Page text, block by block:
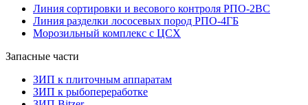
Линия сортировки и весового контроля РПО-2ВС
Линия разделки лососевых пород РПО-4ГБ
Морозильный комплекс с ЦСХ
Запасные части
ЗИП к плиточным аппаратам
ЗИП к рыбопереработке